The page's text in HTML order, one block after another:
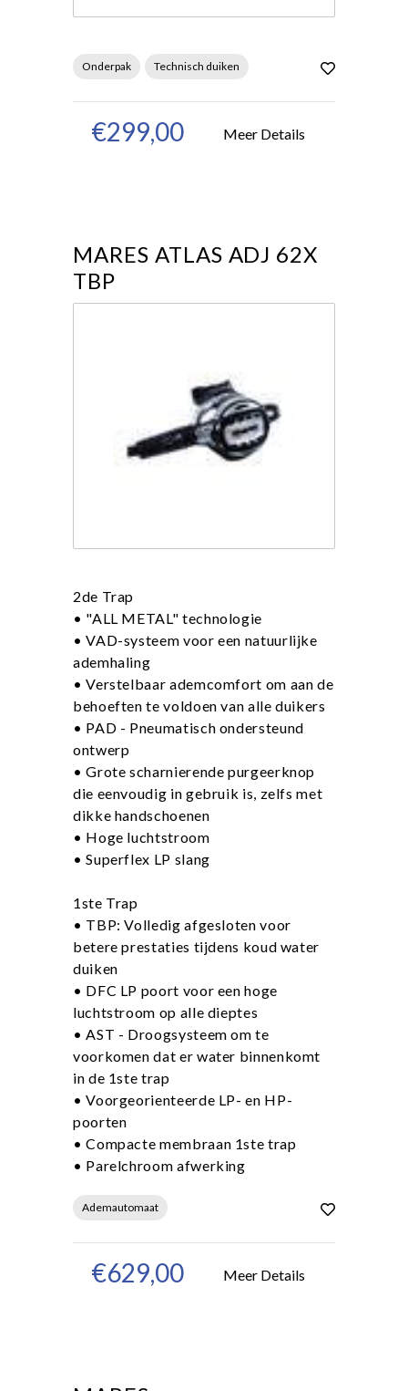
Onderpak Technisch duiken
€299,00 Meer Details
MARES ATLAS ADJ 62X
TBP
2de Trap
• "ALL METAL" technologie
• VAD-systeem voor een natuurlijke
ademhaling
• Verstelbaar ademcomfort om aan de
behoeften te voldoen van alle duikers
• PAD - Pneumatisch ondersteund
ontwerp
• Grote scharnierende purgeerknop
die eenvoudig in gebruik is, zelfs met
dikke handschoenen
• Hoge luchtstroom
• Superflex LP slang
1ste Trap
• TBP: Volledig afgesloten voor
betere prestaties tijdens koud water
duiken
• DFC LP poort voor een hoge
luchtstroom op alle dieptes
• AST - Droogsysteem om te
voorkomen dat er water binnenkomt
in de 1ste trap
• Voorgeorienteerde LP- en HP-
poorten
• Compacte membraan 1ste trap
• Parelchroom afwerking
Ademautomaat
€629,00 Meer Details